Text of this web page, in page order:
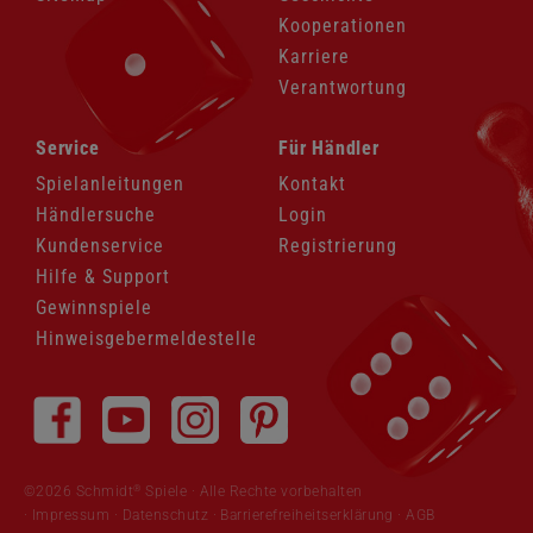
Kooperationen
Karriere
Verantwortung
Navigation
überspringen
Service
Spielanleitungen
Händlersuche
Kundenservice
Hilfe & Support
Gewinnspiele
Hinweisgebermeldestelle
Navigation
überspringen
Für Händler
Kontakt
Login
Registrierung
überspringen
©2026 Schmidt ®
Spiele · Alle Rechte vorbehalten
Impressum · Datenschutz · Barrierefreiheitserklärung ·AGB